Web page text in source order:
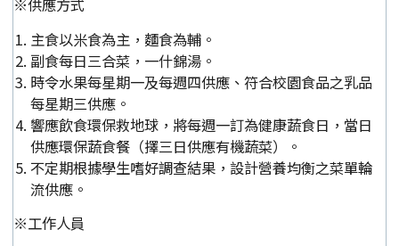
主食以米食為主，麵食為輔。
副食每日三合菜，一什錦湯。
時令水果每星期一及每週四供應、符合校園食品之乳品
每星期三供應。
響應飲食環保救地球，將每週一訂為健康蔬食日，當日
供應環保蔬食餐（擇三日供應有機蔬菜）。
不定期根據學生嗜好調查結果，設計營養均衡之菜單輪
流供應。
※工作人員